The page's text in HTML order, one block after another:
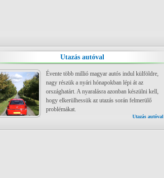
Utazás autóval
Évente több millió magyar autós indul külföldre,
nagy részük a nyári hónapokban lépi át az
országhatárt. A nyaralásra azonban készülni kell,
hogy elkerülhessük az utazás során felmerülő
problémákat.
Utazás autóval